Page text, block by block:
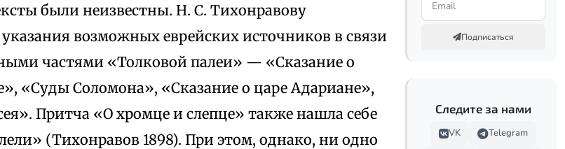
были неизвестны. Н. С. Тихонравову
возможных еврейских источников в связи
частями «Толковой палеи» — «Сказание о
«Суды Соломона», «Сказание о царе Адариане»,
Притча «О хромце и слепце» также нашла себе
(Тихонравов 1898). При этом, однако, ни одно
Подписаться
Следите за нами
VK
Telegram